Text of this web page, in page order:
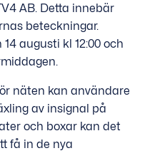
AB. Detta innebär
beteckningar.
augusti kl 12:00 och
näten kan användare
av insignal på
och boxar kan det
få in de nya